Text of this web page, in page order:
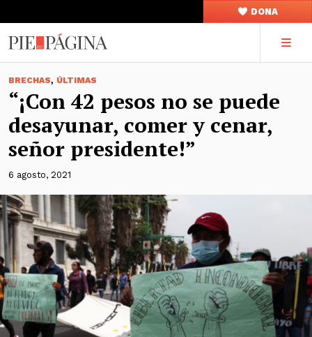
DONA
BRECHAS, ÚLTIMAS
“¡Con 42 pesos no se puede
desayunar, comer y cenar,
señor presidente!”
6 agosto, 2021